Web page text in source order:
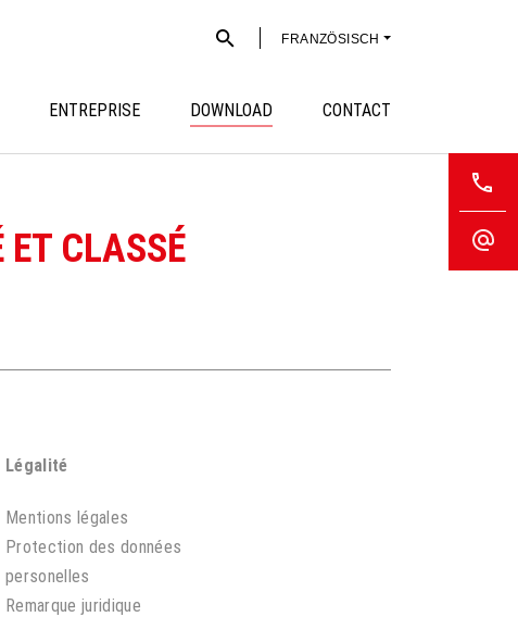
FRANZÖSISCH
ENTREPRISE DOWNLOAD CONTACT
CLASSÉ
Légalité
Mentions légales
Protection des données
personelles
Remarque juridique